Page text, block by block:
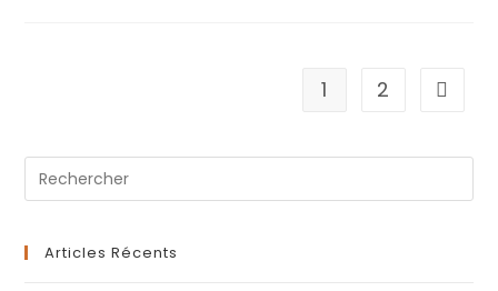
1 2
Articles Récents